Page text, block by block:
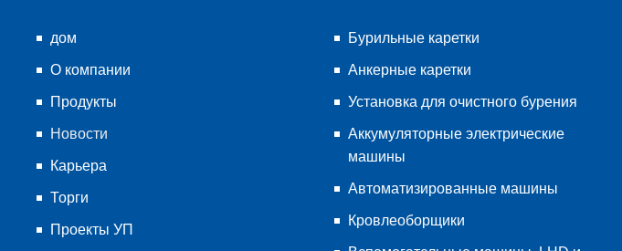
дом
О компании
Продукты
Новости
Карьера
Торги
Проекты УП
Бурильные каретки
Анкерные каретки
Установка для очистного бурения
Аккумуляторные электрические
машины
Автоматизированные машины
Кровлеоборщики